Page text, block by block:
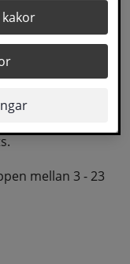
som ska börja
en folder till alla
mellan 3 - 23